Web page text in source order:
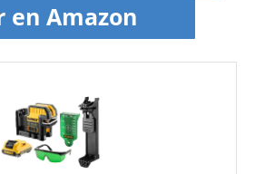
en Amazon